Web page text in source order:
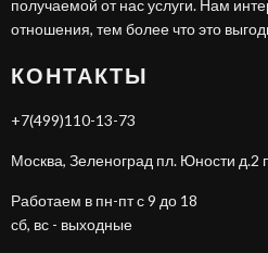
получаемой от нас услуги. Нам
отношения, тем более что это
КОНТАКТЫ
+7(499)110-13-73
Москва, Зеленоград пл. Юности д.2
Работаем в пн-пт с 9 до 18
сб, вс - выходные